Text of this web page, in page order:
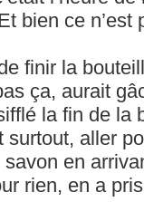
bien ce
finir la
ça, aurait
la fin de la
surtout, aller
savon en
rien, en a